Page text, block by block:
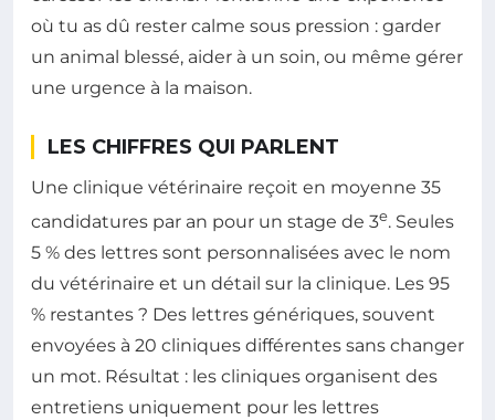
où tu as dû rester calme sous pression : garder
un animal blessé, aider à un soin, ou même gérer
une urgence à la maison.
LES CHIFFRES QUI PARLENT
Une clinique vétérinaire reçoit en moyenne 35
candidatures par an pour un stage de 3e. Seules
5 % des lettres sont personnalisées avec le nom
du vétérinaire et un détail sur la clinique. Les 95
% restantes ? Des lettres génériques, souvent
envoyées à 20 cliniques différentes sans changer
un mot. Résultat : les cliniques organisent des
entretiens uniquement pour les lettres